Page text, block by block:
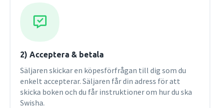
for students (10 questions per chapter)
2) Acceptera & betala
Säljaren skickar en köpesförfrågan till dig som du
enkelt accepterar. Säljaren får din adress för att
skicka boken och du får instruktioner om hur du ska
Swisha.